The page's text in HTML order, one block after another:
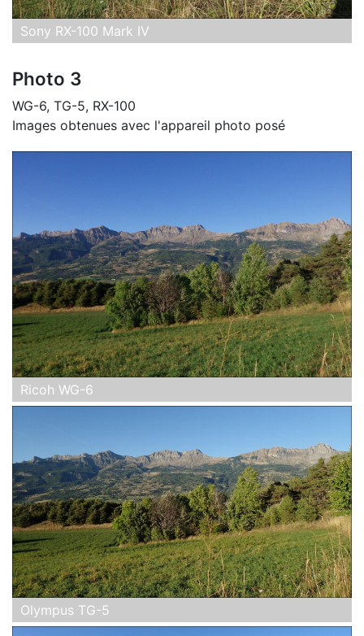
Sony RX-100 Mark IV
Photo 3
WG-6, TG-5, RX-100
Images obtenues avec l'appareil photo posé
Ricoh WG-6
Olympus TG-5